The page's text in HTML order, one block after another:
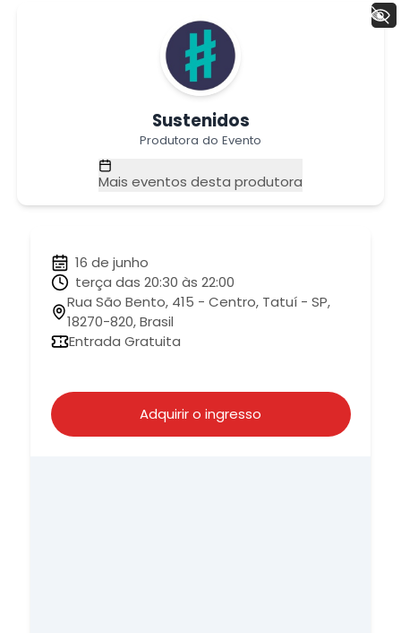
Sustenidos
Produtora do Evento
Mais eventos desta produtora
16 de junho
terça das 20:30 às 22:00
Rua São Bento, 415 - Centro, Tatuí - SP,
18270-820, Brasil
Entrada Gratuita
Adquirir o ingresso